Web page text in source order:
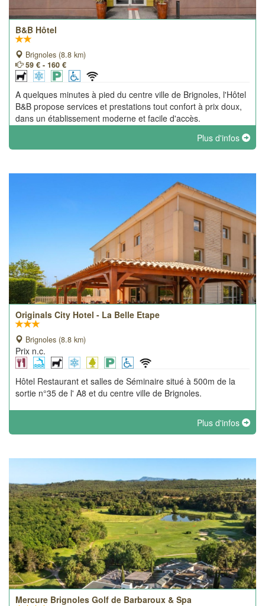
B&B Hôtel
Brignoles (8.8 km)
59 € - 160 €
A quelques minutes à pied du centre ville de Brignoles, l'Hôtel
B&B propose services et prestations tout confort à prix doux,
dans un établissement moderne et facile d'accès.
Plus d'infos
Originals City Hotel - La Belle Etape
Brignoles (8.8 km)
Prix n.c.
Hôtel Restaurant et salles de Séminaire situé à 500m de la
sortie n°35 de l' A8 et du centre ville de Brignoles.
Plus d'infos
Mercure Brignoles Golf de Barbaroux & Spa